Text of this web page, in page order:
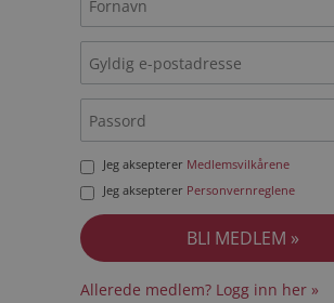
Jeg aksepterer Medlemsvilkårene
Jeg aksepterer Personvernreglene
Allerede medlem? Logg inn her »